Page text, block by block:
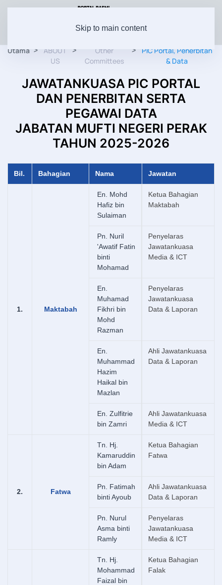
Skip to main content
Utama
ABOUT
US
Other
Committees
PIC Portal, Penerbitan
& Data
JAWATANKUASA PIC PORTAL
DAN PENERBITAN SERTA
PEGAWAI DATA
JABATAN MUFTI NEGERI PERAK
TAHUN 2025-2026
Bil. Bahagian Nama Jawatan
1. Maktabah
En. Mohd
Hafiz bin
Sulaiman
Ketua Bahagian
Maktabah
Pn. Nuril
'Awatif Fatin
binti
Mohamad
Penyelaras
Jawatankuasa
Media & ICT
En.
Muhamad
Fikhri bin
Mohd
Razman
Penyelaras
Jawatankuasa
Data & Laporan
En.
Muhammad
Hazim
Haikal bin
Mazlan
Ahli Jawatankuasa
Data & Laporan
En. Zulfitrie
bin Zamri
Ahli Jawatankuasa
Media & ICT
2. Fatwa
Tn. Hj.
Kamaruddin
bin Adam
Ketua Bahagian
Fatwa
Pn. Fatimah
binti Ayoub
Ahli Jawatankuasa
Data & Laporan
Pn. Nurul
Asma binti
Ramly
Penyelaras
Jawatankuasa
Media & ICT
Tn. Hj.
Mohammad
Faizal bin
Ketua Bahagian
Falak